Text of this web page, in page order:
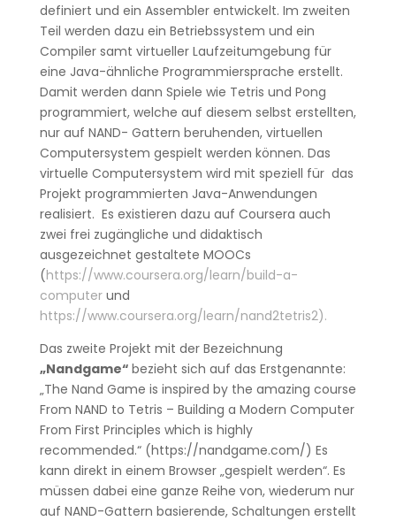
definiert und ein Assembler entwickelt. Im zweiten
Teil werden dazu ein Betriebssystem und ein
Compiler samt virtueller Laufzeitumgebung für
eine Java-ähnliche Programmiersprache erstellt.
Damit werden dann Spiele wie Tetris und Pong
programmiert, welche auf diesem selbst erstellten,
nur auf NAND- Gattern beruhenden, virtuellen
Computersystem gespielt werden können. Das
virtuelle Computersystem wird mit speziell für das
Projekt programmierten Java-Anwendungen
realisiert. Es existieren dazu auf Coursera auch
zwei frei zugängliche und didaktisch
ausgezeichnet gestaltete MOOCs
(https://www.coursera.org/learn/build-a-
computerund
https://www.coursera.org/learn/nand2tetris2).
Das zweite Projekt mit der Bezeichnung
„Nandgame“ bezieht sich auf das Erstgenannte:
„The Nand Game is inspired by the amazing course
From NAND to Tetris – Building a Modern Computer
From First Principles which is highly
recommended.“ (https://nandgame.com/) Es
kann direkt in einem Browser „gespielt werden“. Es
müssen dabei eine ganze Reihe von, wiederum nur
auf NAND-Gattern basierende, Schaltungen erstellt